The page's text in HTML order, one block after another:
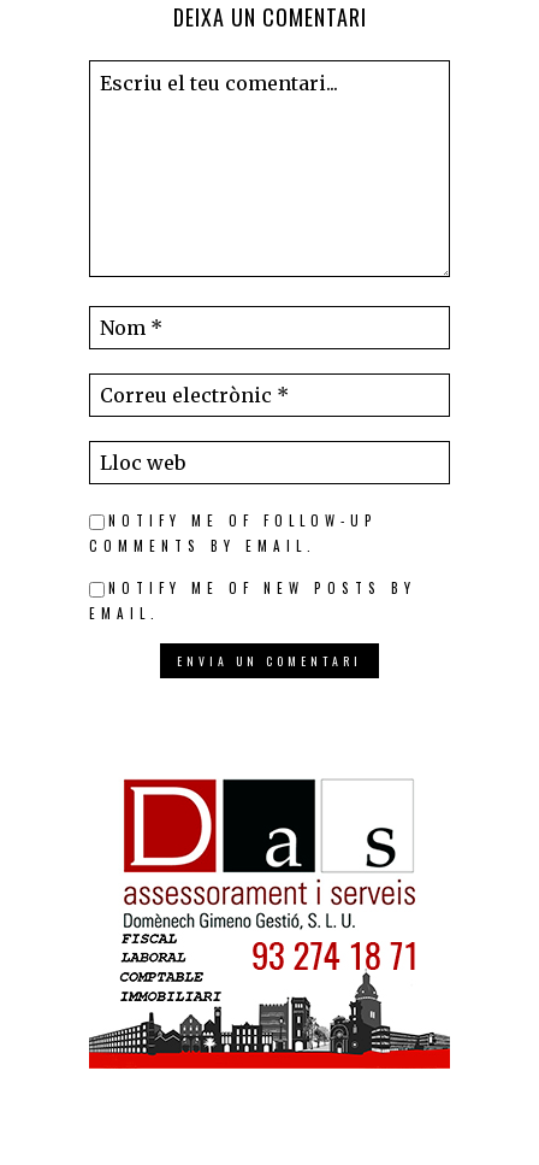
DEIXA UN COMENTARI
NOTIFY ME OF FOLLOW-UP
COMMENTS BY EMAIL.
NOTIFY ME OF NEW POSTS BY
EMAIL.